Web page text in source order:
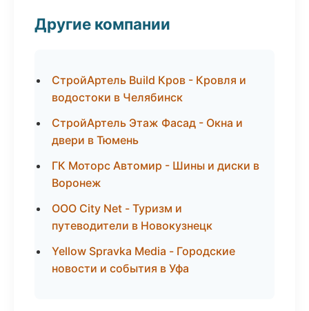
Другие компании
СтройАртель Build Кров - Кровля и
водостоки в Челябинск
СтройАртель Этаж Фасад - Окна и
двери в Тюмень
ГК Моторс Автомир - Шины и диски в
Воронеж
ООО City Net - Туризм и
путеводители в Новокузнецк
Yellow Spravka Media - Городские
новости и события в Уфа